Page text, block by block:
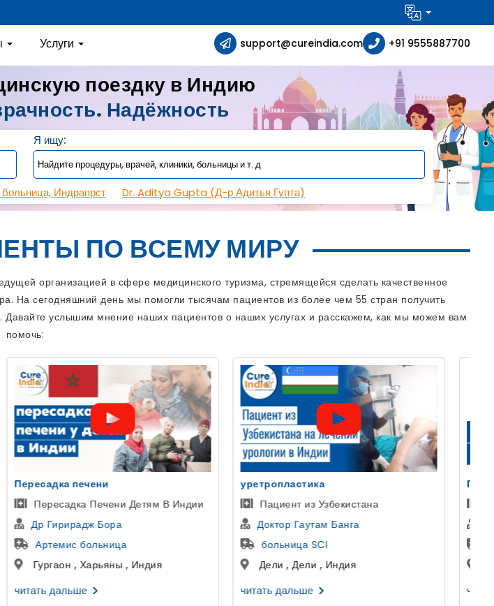
Услуги support@cureindia.com +91 9555887700
поездку в Индию
Надёжность
Я ищу:
больница, Индрапрст Dr. Aditya Gupta (Д-р Адитья Гупта)
ПО ВСЕМУ МИРУ
организацией в сфере медицинского туризма, стремящейся сделать качественное
На сегодняшний день мы помогли тысячам пациентов из более чем 55 стран получить
услышим мнение наших пациентов о наших услугах и расскажем, как мы можем вам
помочь:
уретропластика
Пациент из Узбекистана
Доктор Гаутам Банга
больница SCI
Дели , Дели , Индия
читать дальше
Голливудская Улыбка
Пациентка из Казани, Россия
Др Аман Ахуджа
Космодент
Гуруграм , Харьяна , Индия
читать дальше